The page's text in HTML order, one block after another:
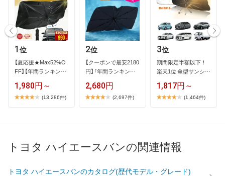
1 位
【​夏​応​援​★​M​a​x​5​2​%​O​
F​F​】​【​年​間​ラ​ン​キ​ン​グ​
1,980円～
(13,286件)
2位
【​ク​ー​ポ​ン​で​最​安​2​1​8​0​
円​】​「​年​間​ラ​ン​キ​ン​…
2,680円
(2,697件)
3位
期​間​限​定​半​額​以​下​！​ ​
楽​天​1​位​ ​傘​型​サ​ン​シ​…
1,817円～
(1,464件)
トヨタ ハイエースバンの関連情報
トヨタ ハイエースバンのカタログ(歴代モデル・グレード)